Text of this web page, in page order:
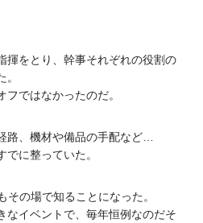
揮をとり、幹事それぞれの役割の
ではなかったのだ。
路、機材や備品の手配など…
に整っていた。
の場で知ることになった。
なイベントで、毎年恒例なのだそ